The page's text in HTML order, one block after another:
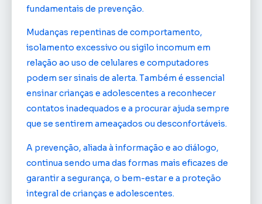
fundamentais de prevenção.
Mudanças repentinas de comportamento,
isolamento excessivo ou sigilo incomum em
relação ao uso de celulares e computadores
podem ser sinais de alerta. Também é essencial
ensinar crianças e adolescentes a reconhecer
contatos inadequados e a procurar ajuda sempre
que se sentirem ameaçados ou desconfortáveis.
A prevenção, aliada à informação e ao diálogo,
continua sendo uma das formas mais eficazes de
garantir a segurança, o bem-estar e a proteção
integral de crianças e adolescentes.